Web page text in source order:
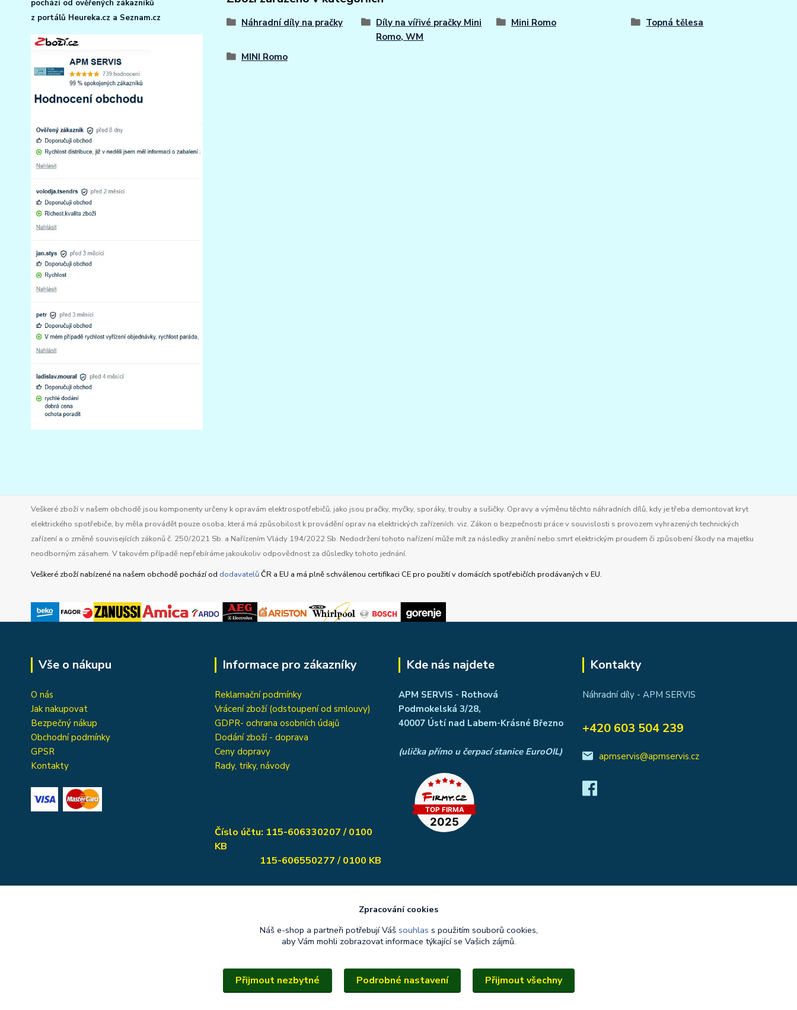
pochází od ověřených zákazníků
z portálů Heureka.cz a Seznam.cz
Náhradní díly na pračky
Díly na vířivé pračky Mini
Romo, WM
Mini Romo Topná tělesa
MINI Romo
Veškeré zboží v našem obchodě jsou komponenty určeny k opravám elektrospotřebičů, jako jsou pračky, myčky, sporáky, trouby a sušičky. Opravy a výměnu těchto náhradních dílů, kdy je třeba demontovat kryt
elektrického spotřebiče, by měla provádět pouze osoba, která má způsobilost k provádění oprav na elektrických zařízeních. viz. Zákon o bezpečnosti práce v souvislosti s provozem vyhrazených technických
zařízení a o změně souvisejících zákonů č. 250/2021 Sb. a Nařízením Vlády 194/2022 Sb. Nedodržení tohoto nařízení může mít za následky zranění nebo smrt elektrickým proudem či způsobení škody na majetku
neodborným zásahem. V takovém případě nepřebíráme jakoukoliv odpovědnost za důsledky tohoto jednání.
Veškeré zboží nabízené na našem obchodě pochází od dodavatelůČR a EU a má plně schválenou certifikaci CE pro použití v domácích spotřebičích prodávaných v EU.
Vše o nákupu
O nás
Jak nakupovat
Bezpečný nákup
Obchodní podmínky
GPSR
Kontakty
Informace pro zákazníky
Reklamační podmínky
Vrácení zboží (odstoupení od smlouvy)
GDPR- ochrana osobních údajů
Dodání zboží - doprava
Ceny dopravy
Rady, triky, návody
Číslo účtu: 115-606330207 / 0100
KB
115-606550277 / 0100 KB
Kde nás najdete
APM SERVIS - Rothová
Podmokelská 3/28,
40007 Ústí nad Labem-Krásné Březno
(ulička přímo u čerpací stanice EuroOIL)
Kontakty
Náhradní díly - APM SERVIS
+420 603 504 239
apmservis@apmservis.cz
Zpracování cookies
Náš e-shop a partneři potřebují Váš souhlas s použitím souborů cookies,
aby Vám mohli zobrazovat informace týkající se Vašich zájmů.
Přijmout nezbytné Podrobné nastavení Přijmout všechny